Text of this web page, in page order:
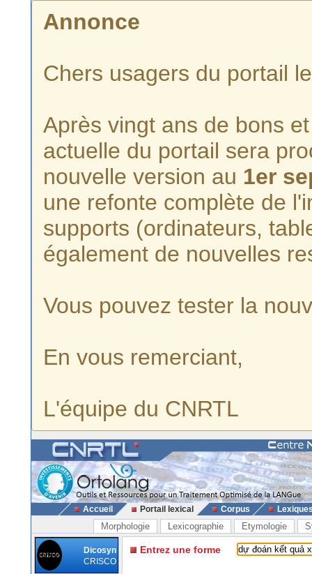
Annonce
Chers usagers du portail
Après vingt ans de bons
actuelle du portail sera
nouvelle version au 1er
une refonte complète de
supports (ordinateurs,
également de nouvelles
Vous pouvez tester la
En vous remerciant,
L'équipe du CNRTL
Accueil Portail lexical Corpus
Morphologie Lexicographie Etymologie
Dicosyn
CRISCO
Entrez une forme